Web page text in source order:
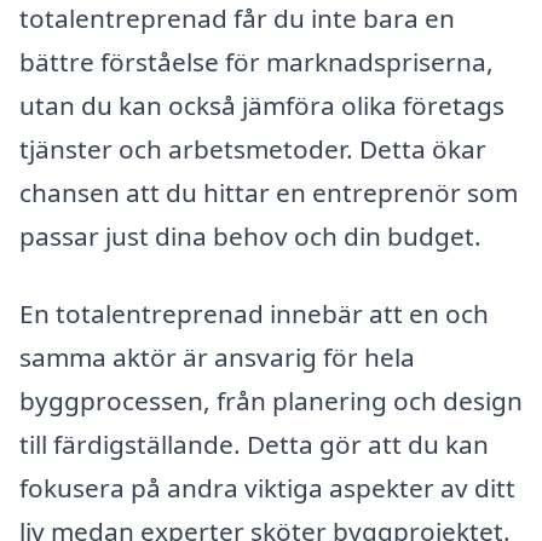
totalentreprenad får du inte bara en
bättre förståelse för marknadspriserna,
utan du kan också jämföra olika företags
tjänster och arbetsmetoder. Detta ökar
chansen att du hittar en entreprenör som
passar just dina behov och din budget.
En totalentreprenad innebär att en och
samma aktör är ansvarig för hela
byggprocessen, från planering och design
till färdigställande. Detta gör att du kan
fokusera på andra viktiga aspekter av ditt
liv medan experter sköter byggprojektet.